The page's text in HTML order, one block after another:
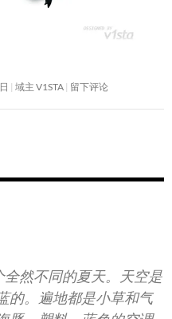
域主 V1STA 留下评论
全然不同的夏天。天空是
的。遍地都是小草和气